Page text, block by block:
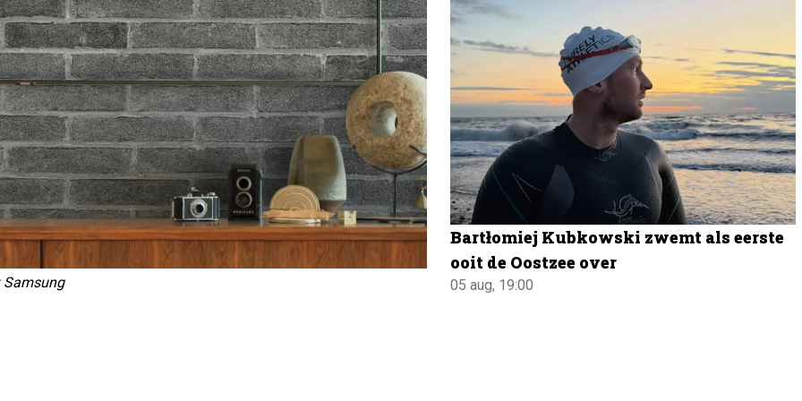
Samsung
Bartłomiej Kubkowski zwemt als eerste
ooit de Oostzee over
05 aug, 19:00